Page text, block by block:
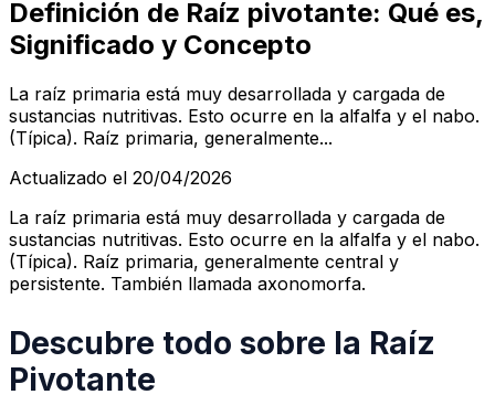
Definición de Raíz pivotante: Qué es,
Significado y Concepto
La raíz primaria está muy desarrollada y cargada de
sustancias nutritivas. Esto ocurre en la alfalfa y el nabo.
(Típica). Raíz primaria, generalmente...
Actualizado el 20/04/2026
La raíz primaria está muy desarrollada y cargada de
sustancias nutritivas. Esto ocurre en la alfalfa y el nabo.
(Típica). Raíz primaria, generalmente central y
persistente. También llamada axonomorfa.
Descubre todo sobre la Raíz
Pivotante